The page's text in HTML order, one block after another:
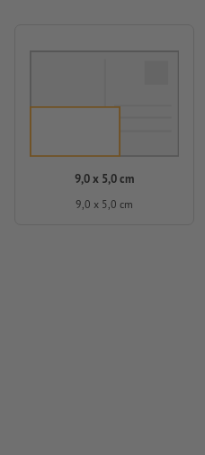
9,0 x 5,0 cm
9,0 x 5,0 cm